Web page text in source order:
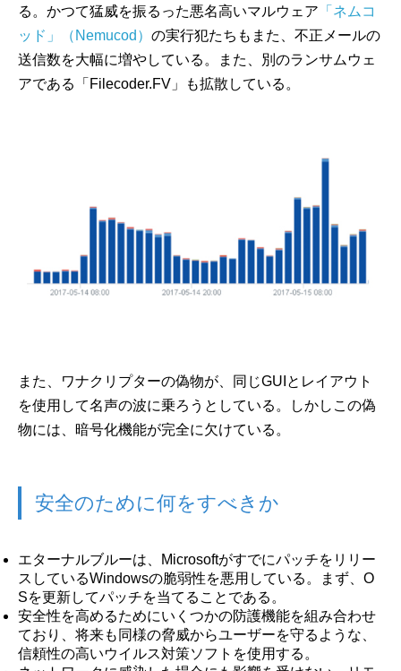
る。かつて猛威を振るった悪名高いマルウェア 「ネムコ
ッド」（Nemucod） の実行犯たちもまた、不正メールの
送信数を大幅に増やしている。また、別のランサムウェ
アである「Filecoder.FV」も拡散している。
また、ワナクリプターの偽物が、同じGUIとレイアウト
を使用して名声の波に乗ろうとしている。しかしこの偽
物には、暗号化機能が完全に欠けている。
安全のために何をすべきか
エターナルブルーは、Microsoftがすでにパッチをリリー
スしているWindowsの脆弱性を悪用している。まず、O
Sを更新してパッチを当てることである。
安全性を高めるためにいくつかの防護機能を組み合わせ
ており、将来も同様の脅威からユーザーを守るような、
信頼性の高いウイルス対策ソフトを使用する。